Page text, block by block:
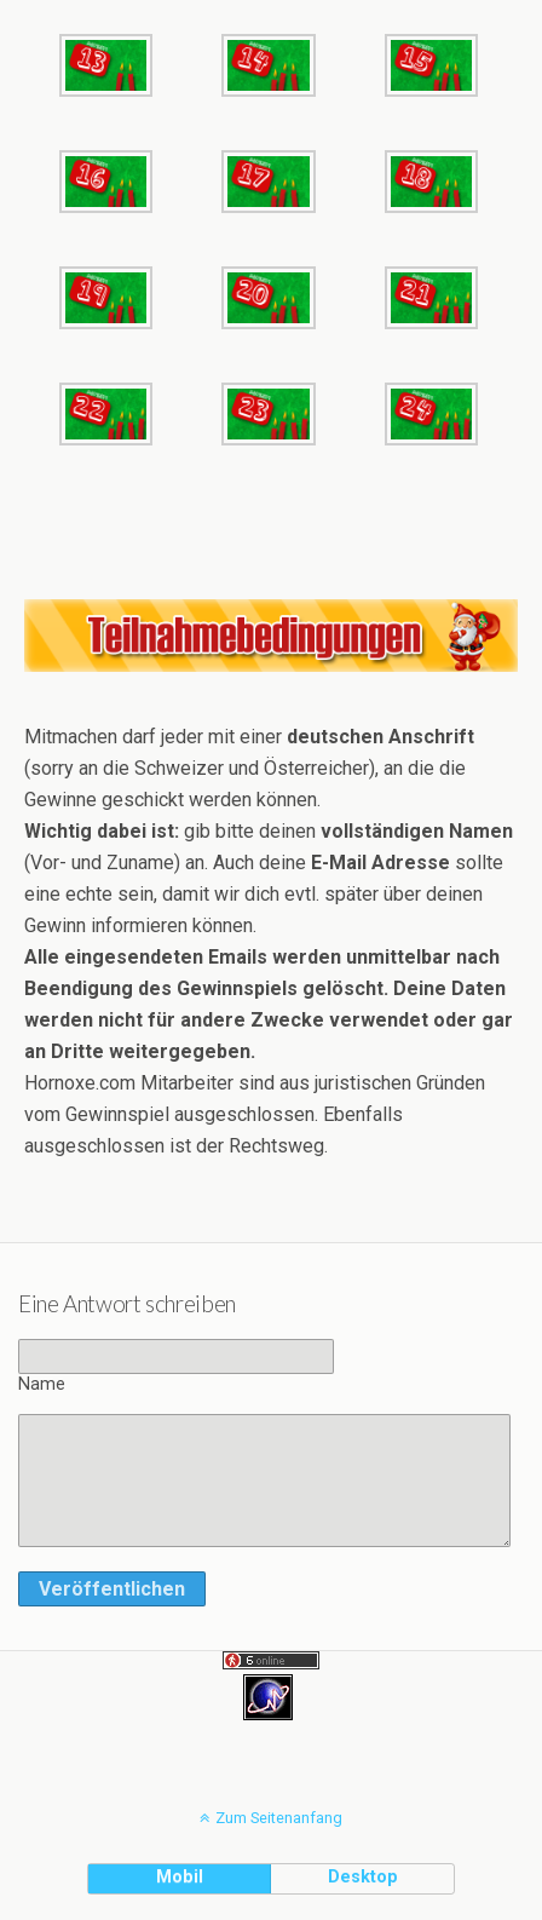
Mitmachen darf jeder mit einer deutschen Anschrift
(sorry an die Schweizer und Österreicher), an die die
Gewinne geschickt werden können.
Wichtig dabei ist: gib bitte deinen vollständigen Namen
(Vor- und Zuname) an. Auch deine E-Mail Adresse sollte
eine echte sein, damit wir dich evtl. später über deinen
Gewinn informieren können.
Alle eingesendeten Emails werden unmittelbar nach
Beendigung des Gewinnspiels gelöscht. Deine Daten
werden nicht für andere Zwecke verwendet oder gar
an Dritte weitergegeben.
Hornoxe.com Mitarbeiter sind aus juristischen Gründen
vom Gewinnspiel ausgeschlossen. Ebenfalls
ausgeschlossen ist der Rechtsweg.
Eine Antwort schreiben
Name
Veröffentlichen
Zum Seitenanfang
Mobil Desktop